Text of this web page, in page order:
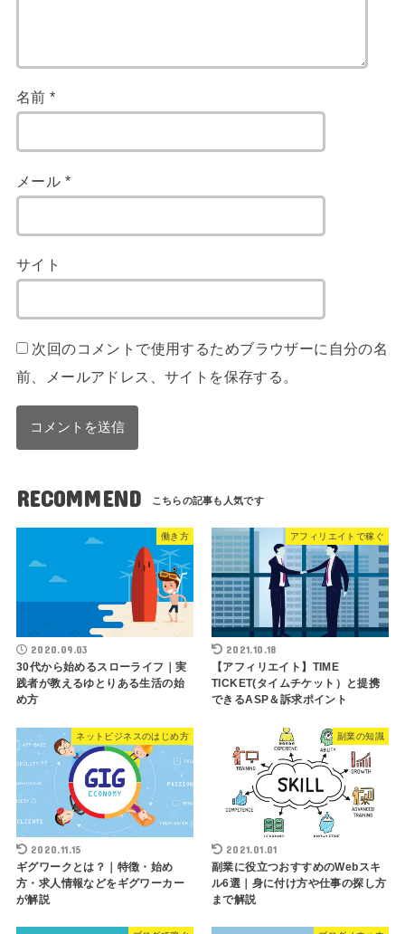
名前*
メール *
サイト
次回のコメントで使用するためブラウザーに自分の名
前、メールアドレス、サイトを保存する。
RECOMMEND
働き方
2020.09.03
30代から始めるスローライフ｜実
践者が教えるゆとりある生活の始
め方
アフィリエイトで稼ぐ
2021.10.18
【アフィリエイト】TIME
TICKET(タイムチケット）と提携
できるASP＆訴求ポイント
ネットビジネスのはじめ方
2020.11.15
ギグワークとは？｜特徴・始め
方・求人情報などをギグワーカー
が解説
副業の知識
2021.01.01
副業に役立つおすすめのWebスキ
ル6選｜身に付け方や仕事の探し方
まで解説